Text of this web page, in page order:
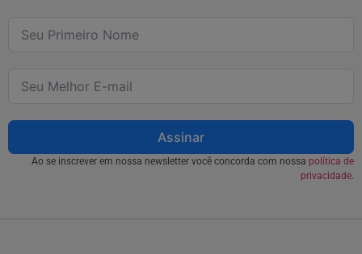
Assinar
Ao se inscrever em nossa newsletter você concorda com nossa política de
privacidade.